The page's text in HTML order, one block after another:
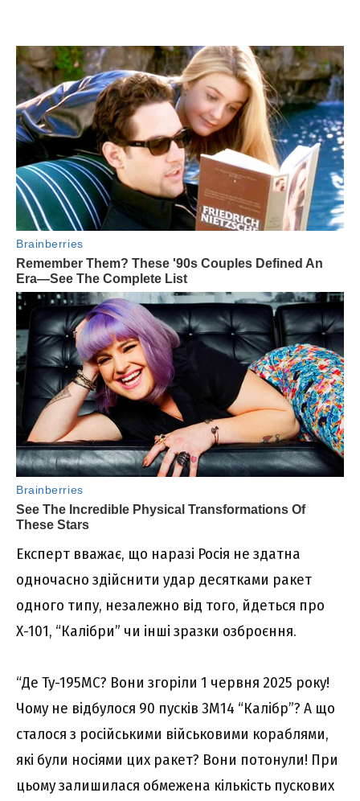
Експерт вважає, що наразі Росія не здатна
одночасно здійснити удар десятками ракет
одного типу, незалежно від того, йдеться про
Х-101, “Калібри” чи інші зразки озброєння.
“Де Ту-195МС? Вони згоріли 1 червня 2025 року!
Чому не відбулося 90 пусків 3М14 “Калібр”? А що
сталося з російськими військовими кораблями,
які були носіями цих ракет? Вони потонули! При
цьому залишилася обмежена кількість пускових